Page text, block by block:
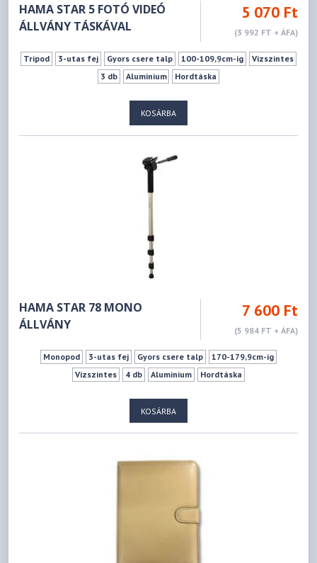
HAMA STAR 5 FOTÓ VIDEÓ
ÁLLVÁNY TÁSKÁVAL
5 070 Ft
(3 992 FT + ÁFA)
Tripod 3-utas fej Gyors csere talp 100-109,9cm-ig
Vizszintes
3 db
Aluminium Hordtáska
KOSÁRBA
HAMA STAR 78 MONO
ÁLLVÁNY
7 600 Ft
(5 984 FT + ÁFA)
Monopod 3-utas fej Gyors csere talp
170-179,9cm-ig
Vizszintes
4 db Aluminium Hordtáska
KOSÁRBA